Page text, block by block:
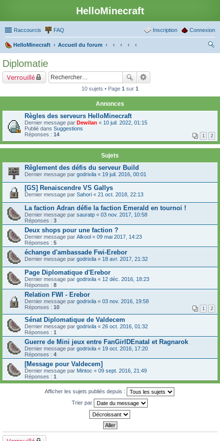
HelloMinecraft
Raccourcis FAQ Connexion
Inscription
HelloMinecraft
Accueil du forum
Diplomatie
Verrouillé
10 sujets • Page 1 sur 1
Annonces
Règles des serveurs HelloMinecraft
Dernier message par Dewilan « 10 juil. 2022, 01:15
Publié dans Suggestions
Réponses : 14 1 2
Sujets
Rêglement des défis du serveur Build
Dernier message par godrixila « 19 juil. 2016, 00:01
[GS] Renaiscendre VS Gallys
Dernier message par Sahori « 21 oct. 2018, 22:13
La faction Adran défie la faction Emerald en tournoi !
Dernier message par sauratp « 03 nov. 2017, 10:58
Réponses : 3
Deux shops pour une faction ?
Dernier message par Alkool « 09 mai 2017, 14:23
Réponses : 5
échange d'ambassade Fwi-Erebor
Dernier message par godrixila « 18 avr. 2017, 21:32
Page Diplomatique d'Erebor
Dernier message par godrixila « 12 déc. 2016, 18:23
Réponses : 8
Relation FWI - Erebor
Dernier message par godrixila « 03 nov. 2016, 19:58
Réponses : 10 1 2
Sénat Diplomatique de Valdecem
Dernier message par godrixila « 26 oct. 2016, 01:32
Réponses : 1
Guerre de Mini jeux entre FanGirlDEnatal et Ragnarok
Dernier message par godrixila « 19 oct. 2016, 17:20
Réponses : 4
[Message pour Valdecem]
Dernier message par Mintoc « 09 sept. 2016, 21:49
Réponses : 1
Afficher les sujets publiés depuis :
Trier par